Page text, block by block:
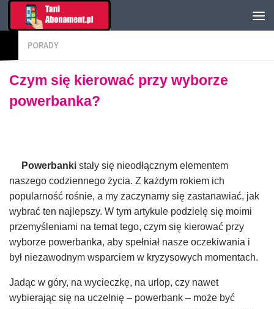
PORADY
Czym się kierować przy wyborze
powerbanka?
Powerbanki stały się nieodłącznym elementem
naszego codziennego życia. Z każdym rokiem ich
popularność rośnie, a my zaczynamy się zastanawiać, jak
wybrać ten najlepszy. W tym artykule podzielę się moimi
przemyśleniami na temat tego, czym się kierować przy
wyborze powerbanka, aby spełniał nasze oczekiwania i
był niezawodnym wsparciem w kryzysowych momentach.
Jadąc w góry, na wycieczkę, na urlop, czy nawet
wybierając się na uczelnię – powerbank – może być